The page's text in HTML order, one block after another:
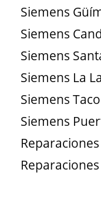
Siemens
Siemens
Siemens
Siemens La
Siemens
Siemens